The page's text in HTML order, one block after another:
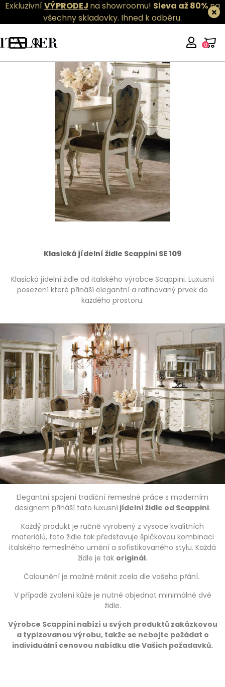
ExkluzivníVÝPRODEJ na showroomu! Sleva až 80%na
všechny skladovky. Ihned k odběru.
0
Klasická jídelní židle Scappini SE 109
Klasická jídelní židle od italského výrobce Scappini. Luxusní
posezení které přináší elegantní a rafinovaný prvek do
každého prostoru.
Elegantní spojení tradiční řemeslné práce s moderním
designem přináší tato luxusní jídelní židle od Scappini.
Každý produkt je ručně vyrobený z vysoce kvalitních
materiálů, tato židle tak představuje špičkovou kombinaci
italského řemeslného umění a sofistikovaného stylu. Každá
židle je tak originál.
Čalounění je možné měnit zcela dle vašeho přání.
V případě zvolení kůže je nutné objednat minimálně dvě
židle.
Výrobce Scappini nabízí u svých produktů zakázkovou
a typizovanou výrobu, takže se nebojte požádat o
individuální cenovou nabídku dle Vašich požadavků.